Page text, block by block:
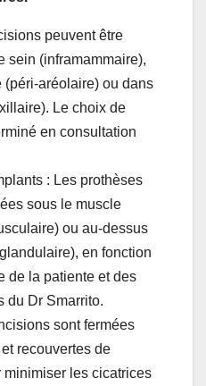
peuvent être
sein (inframammaire),
(péri-aréolaire) ou dans
Le choix de
en consultation
: Les prothèses
sous le muscle
ou au-dessus
en fonction
de la patiente et des
du Dr Smarrito.
sont fermées
recouvertes de
minimiser les cicatrices